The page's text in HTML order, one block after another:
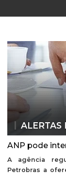
ALERTAS
ANP pode
A agência
Petrobras a